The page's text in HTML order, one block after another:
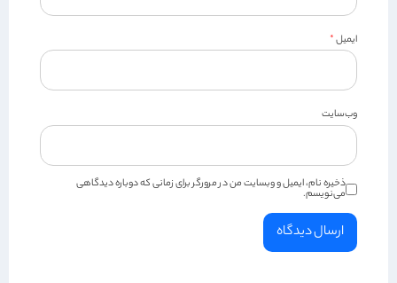
ایمیل*
وب‌سایت
ذخیره نام، ایمیل و وبسایت من در مرورگر برای زمانی که دوباره دیدگاهی
می‌نویسم.